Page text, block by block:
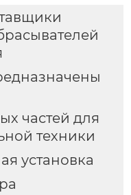
частей для
техники
установка